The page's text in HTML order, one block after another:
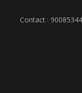
Contact : 90085344